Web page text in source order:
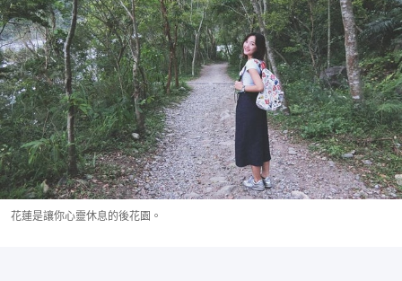
花蓮是讓你心靈休息的後花園。